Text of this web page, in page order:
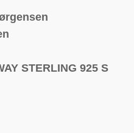
STERLING 925 S